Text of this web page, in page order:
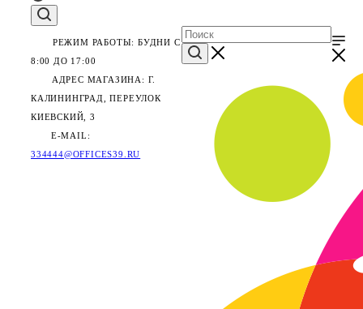
РЕЖИМ РАБОТЫ: БУДНИ С
8:00 ДО 17:00
АДРЕС МАГАЗИНА: Г.
КАЛИНИНГРАД, ПЕРЕУЛОК
КИЕВСКИЙ, 3
E-MAIL:
334444@OFFICES39.RU